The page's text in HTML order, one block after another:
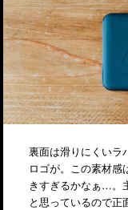
裏面は滑りにくいラ
ロゴが。この素材
きすぎるかなぁ…。
と思っているので正